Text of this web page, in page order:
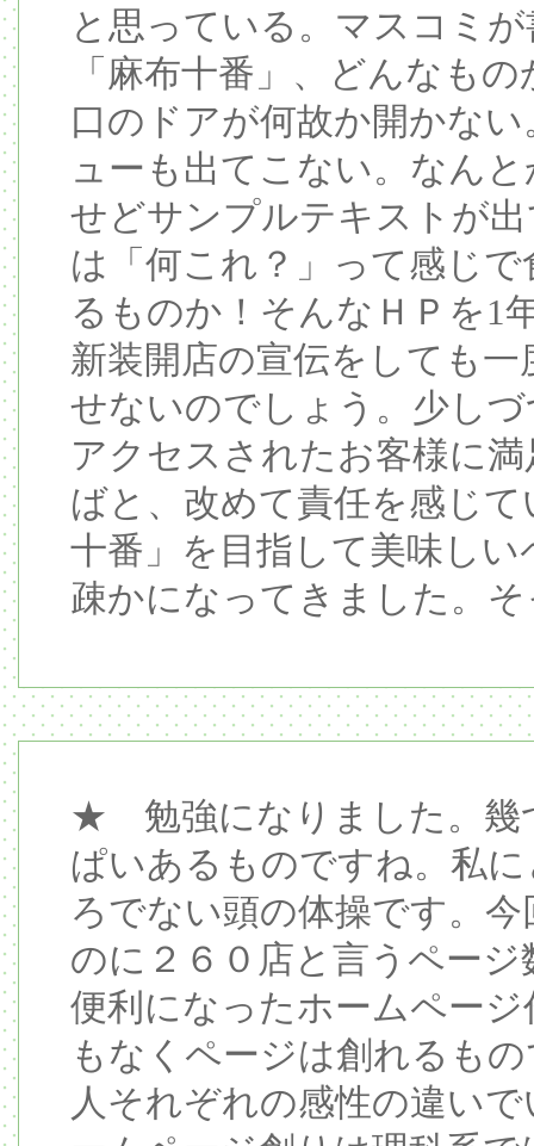
と思っている。マスコミ
「麻布十番」、どんなも
口のドアが何故か開かな
ューも出てこない。なん
せどサンプルテキストが
は「何これ？」って感じ
るものか！そんなＨＰを1
新装開店の宣伝をしても
せないのでしょう。少し
アクセスされたお客様に
ばと、改めて責任を感じ
十番」を目指して美味し
疎かになってきました。
★ 勉強になりました。幾
ぱいあるものですね。私
ろでない頭の体操です。
のに２６０店と言うペー
便利になったホームペー
もなくページは創れるも
人それぞれの感性の違い